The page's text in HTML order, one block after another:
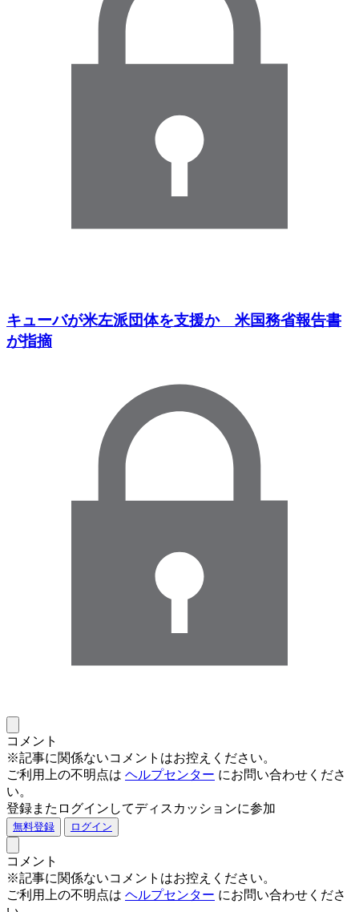
キューバが米左派団体を支援か 米国務省報告書
が指摘
コメント
※記事に関係ないコメントはお控えください。
ご利用上の不明点は ヘルプセンター にお問い合わせくださ
い。
登録またログインしてディスカッションに参加
無料登録 ログイン
コメント
※記事に関係ないコメントはお控えください。
ご利用上の不明点は ヘルプセンター にお問い合わせくださ